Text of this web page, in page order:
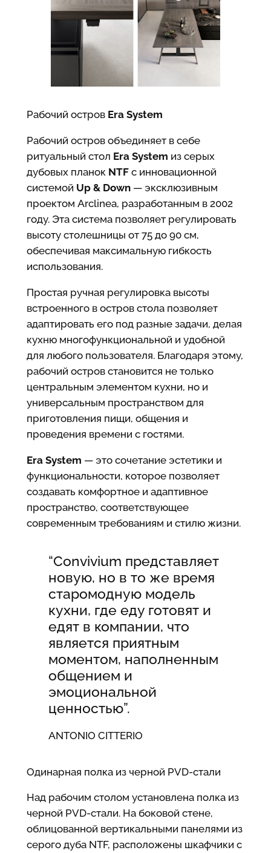
Рабочий остров Era System
Рабочий остров объединяет в себе
ритуальный стол Era System из серых
дубовых планок NTFс инновационной
системой Up & Down— эксклюзивным
проектом Arclinea, разработанным в 2002
году. Эта система позволяет регулировать
высоту столешницы от 75 до 90 см,
обеспечивая максимальную гибкость
использования.
Простая ручная регулировка высоты
встроенного в остров стола позволяет
адаптировать его под разные задачи, делая
кухню многофункциональной и удобной
для любого пользователя. Благодаря этому,
рабочий остров становится не только
центральным элементом кухни, но и
универсальным пространством для
приготовления пищи, общения и
проведения времени с гостями.
Era System — это сочетание эстетики и
функциональности, которое позволяет
создавать комфортное и адаптивное
пространство, соответствующее
современным требованиям и стилю жизни.
“Convivium представляет
новую, но в то же время
старомодную модель
кухни, где еду готовят и
едят в компании, что
является приятным
моментом, наполненным
общением и
эмоциональной
ценностью”.
ANTONIO CITTERIO
Одинарная полка из черной PVD-стали
Над рабочим столом установлена полка из
черной PVD-стали. На боковой стене,
облицованной вертикальными панелями из
серого дуба NTF, расположены шкафчики с